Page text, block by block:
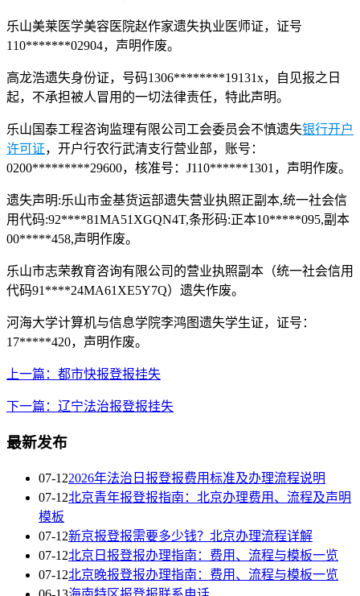
乐山美莱医学美容医院赵作家遗失执业医师证，证号
110*******02904，声明作废。
高龙浩遗失身份证，号码1306********19131x，自见报之日
起，不承担被人冒用的一切法律责任，特此声明。
乐山国泰工程咨询监理有限公司工会委员会不慎遗失银行开户
许可证，开户行农行武清支行营业部，账号：
0200*********29600，核准号：J110******1301，声明作废。
遗失声明:乐山市金基货运部遗失营业执照正副本,统一社会信
用代码:92****81MA51XGQN4T,条形码:正本10*****095,副本
00*****458,声明作废。
乐山市志荣教育咨询有限公司的营业执照副本（统一社会信用
代码91****24MA61XE5Y7Q）遗失作废。
河海大学计算机与信息学院李鸿图遗失学生证，证号：
17*****420，声明作废。
上一篇：都市快报登报挂失
下一篇：辽宁法治报登报挂失
最新发布
07-122026年法治日报登报费用标准及办理流程说明
07-12北京青年报登报指南：北京办理费用、流程及声明
模板
07-12新京报登报需要多少钱？北京办理流程详解
07-12北京日报登报办理指南：费用、流程与模板一览
07-12北京晚报登报办理指南：费用、流程与模板一览